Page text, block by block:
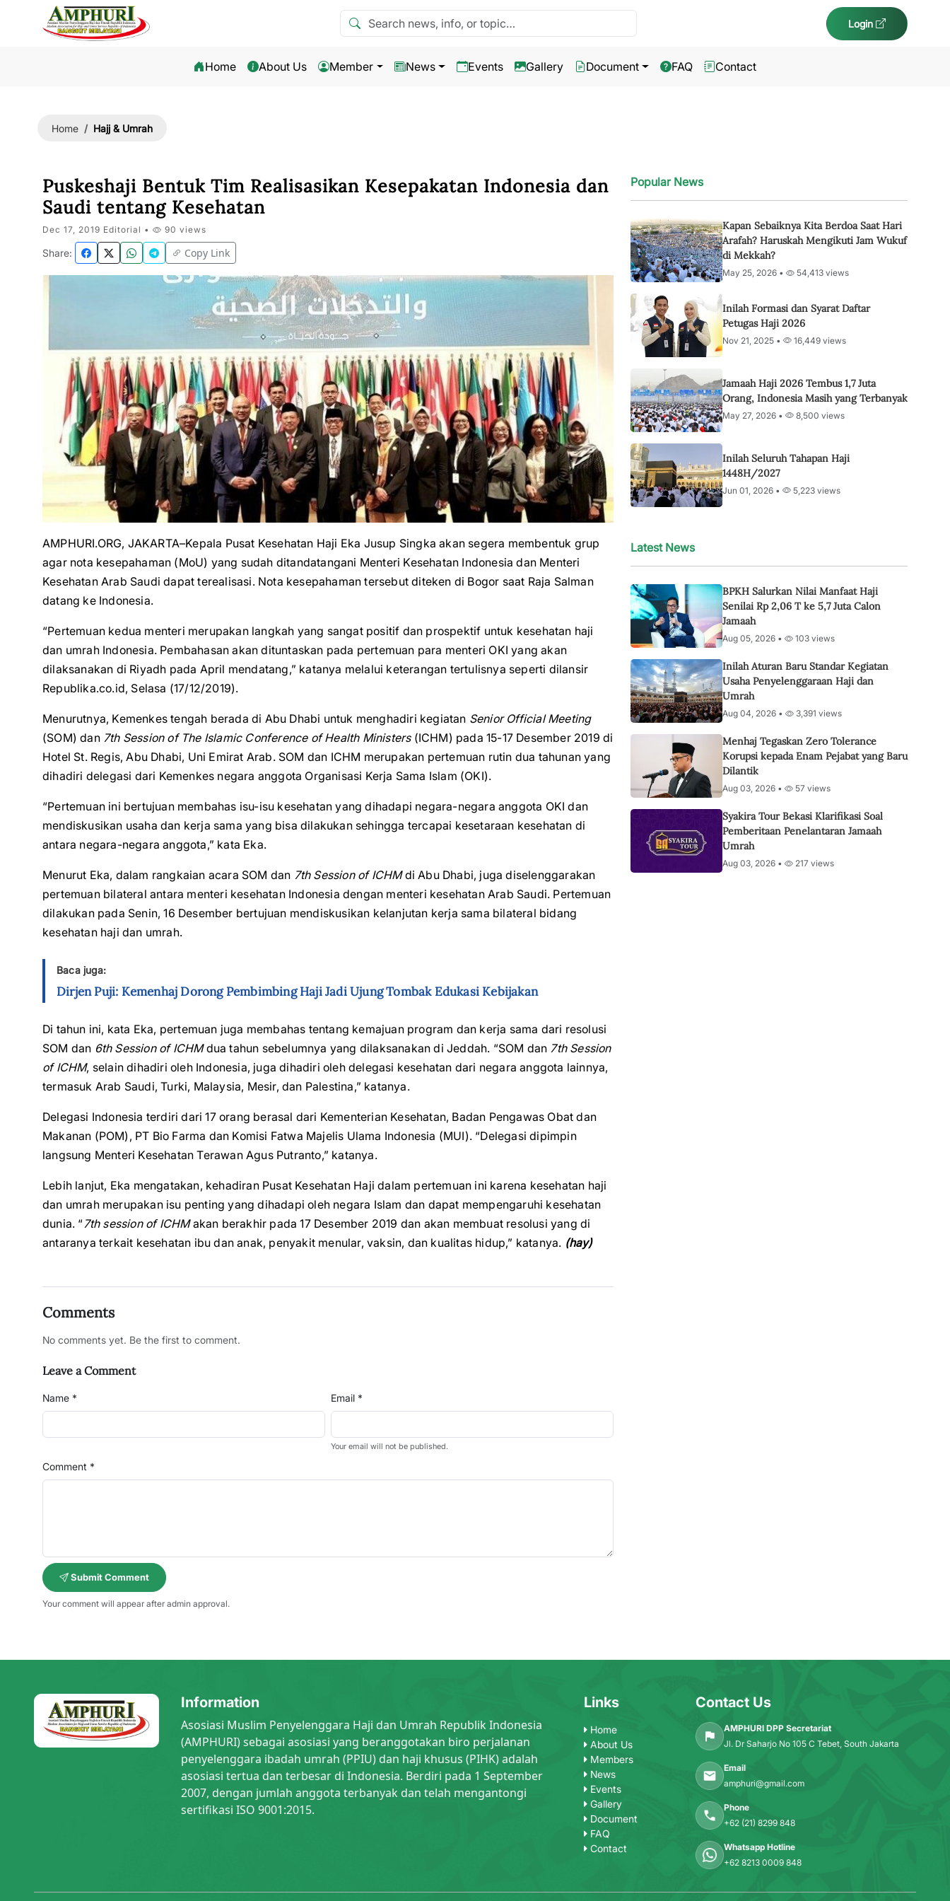
Search news Login
Home About Us Member News Events Gallery Document FAQ Contact
Home Hajj & Umrah
Puskeshaji Bentuk Tim Realisasikan Kesepakatan Indonesia dan
Saudi tentang Kesehatan
Dec 17, 2019 Editorial • 90 views
Share: Copy Link
AMPHURI.ORG, JAKARTA–Kepala Pusat Kesehatan Haji Eka Jusup Singka akan segera membentuk grup
agar nota kesepahaman (MoU) yang sudah ditandatangani Menteri Kesehatan Indonesia dan Menteri
Kesehatan Arab Saudi dapat terealisasi. Nota kesepahaman tersebut diteken di Bogor saat Raja Salman
datang ke Indonesia.
“Pertemuan kedua menteri merupakan langkah yang sangat positif dan prospektif untuk kesehatan haji
dan umrah Indonesia. Pembahasan akan dituntaskan pada pertemuan para menteri OKI yang akan
dilaksanakan di Riyadh pada April mendatang,” katanya melalui keterangan tertulisnya seperti dilansir
Republika.co.id, Selasa (17/12/2019).
Menurutnya, Kemenkes tengah berada di Abu Dhabi untuk menghadiri kegiatan Senior Official Meeting
(SOM) dan 7th Session of The Islamic Conference of Health Ministers(ICHM) pada 15-17 Desember 2019 di
Hotel St. Regis, Abu Dhabi, Uni Emirat Arab. SOM dan ICHM merupakan pertemuan rutin dua tahunan yang
dihadiri delegasi dari Kemenkes negara anggota Organisasi Kerja Sama Islam (OKI).
“Pertemuan ini bertujuan membahas isu-isu kesehatan yang dihadapi negara-negara anggota OKI dan
mendiskusikan usaha dan kerja sama yang bisa dilakukan sehingga tercapai kesetaraan kesehatan di
antara negara-negara anggota,” kata Eka.
Menurut Eka, dalam rangkaian acara SOM dan 7th Session of ICHMdi Abu Dhabi, juga diselenggarakan
pertemuan bilateral antara menteri kesehatan Indonesia dengan menteri kesehatan Arab Saudi. Pertemuan
dilakukan pada Senin, 16 Desember bertujuan mendiskusikan kelanjutan kerja sama bilateral bidang
kesehatan haji dan umrah.
Baca juga:
Dirjen Puji: Kemenhaj Dorong Pembimbing Haji Jadi Ujung Tombak Edukasi Kebijakan
Di tahun ini, kata Eka, pertemuan juga membahas tentang kemajuan program dan kerja sama dari resolusi
SOM dan 6th Session of ICHMdua tahun sebelumnya yang dilaksanakan di Jeddah. “SOM dan 7th Session
of ICHM, selain dihadiri oleh Indonesia, juga dihadiri oleh delegasi kesehatan dari negara anggota lainnya,
termasuk Arab Saudi, Turki, Malaysia, Mesir, dan Palestina,” katanya.
Delegasi Indonesia terdiri dari 17 orang berasal dari Kementerian Kesehatan, Badan Pengawas Obat dan
Makanan (POM), PT Bio Farma dan Komisi Fatwa Majelis Ulama Indonesia (MUI). “Delegasi dipimpin
langsung Menteri Kesehatan Terawan Agus Putranto,” katanya.
Lebih lanjut, Eka mengatakan, kehadiran Pusat Kesehatan Haji dalam pertemuan ini karena kesehatan haji
dan umrah merupakan isu penting yang dihadapi oleh negara Islam dan dapat mempengaruhi kesehatan
dunia. “7th session of ICHMakan berakhir pada 17 Desember 2019 dan akan membuat resolusi yang di
antaranya terkait kesehatan ibu dan anak, penyakit menular, vaksin, dan kualitas hidup,” katanya. (hay)
Comments
No comments yet. Be the first to comment.
Leave a Comment
Name * Email *
Your email will not be published.
Comment *
Submit Comment
Your comment will appear after admin approval.
Popular News
Kapan Sebaiknya Kita Berdoa Saat Hari
Arafah? Haruskah Mengikuti Jam Wukuf
di Mekkah?
May 25, 2026 • 54,413 views
Inilah Formasi dan Syarat Daftar
Petugas Haji 2026
Nov 21, 2025 • 16,449 views
Jamaah Haji 2026 Tembus 1,7 Juta
Orang, Indonesia Masih yang Terbanyak
May 27, 2026 • 8,500 views
Inilah Seluruh Tahapan Haji
1448H/2027
Jun 01, 2026 • 5,223 views
Latest News
BPKH Salurkan Nilai Manfaat Haji
Senilai Rp 2,06 T ke 5,7 Juta Calon
Jamaah
Aug 05, 2026 • 103 views
Inilah Aturan Baru Standar Kegiatan
Usaha Penyelenggaraan Haji dan
Umrah
Aug 04, 2026 • 3,391 views
Menhaj Tegaskan Zero Tolerance
Korupsi kepada Enam Pejabat yang Baru
Dilantik
Aug 03, 2026 • 57 views
Syakira Tour Bekasi Klarifikasi Soal
Pemberitaan Penelantaran Jamaah
Umrah
Aug 03, 2026 • 217 views
Information
Asosiasi Muslim Penyelenggara Haji dan Umrah Republik Indonesia
(AMPHURI) sebagai asosiasi yang beranggotakan biro perjalanan
penyelenggara ibadah umrah (PPIU) dan haji khusus (PIHK) adalah
asosiasi tertua dan terbesar di Indonesia. Berdiri pada 1 September
2007, dengan jumlah anggota terbanyak dan telah mengantongi
sertifikasi ISO 9001:2015.
Links
Home
About Us
Members
News
Events
Gallery
Document
FAQ
Contact
Contact Us
AMPHURI DPP Secretariat
Jl. Dr Saharjo No 105 C Tebet, South Jakarta
Email
amphuri@gmail.com
Phone
+62 (21) 8299 848
Whatsapp Hotline
+62 8213 0009 848